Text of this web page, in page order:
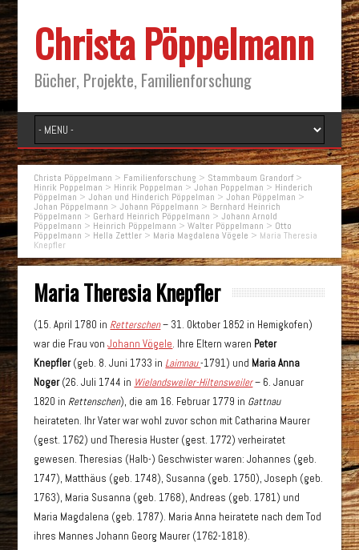
Christa Pöppelmann
Bücher, Projekte, Familienforschung
Christa Pöppelmann > Familienforschung > Stammbaum Grandorf>
Hinrik Poppelman > Hinrik Poppelman >Johan Poppelman > Hinderich
Pöppelman >Johan und Hinderich Pöppelman >Johan Pöppelman >
Johan Pöppelmann >Johann Pöppelmann > Bernhard Heinrich
Pöppelmann > Gerhard Heinrich Pöppelmann >Johann Arnold
Pöppelmann > Heinrich Pöppelmann >Walter Pöppelmann > Otto
Pöppelmann > Hella Zettler > Maria Magdalena Vögele > Maria Theresia
Knepfler
Maria Theresia Knepfler
(15. April 1780 in Retterschen– 31. Oktober 1852 in Hemigkofen)
war die Frau vonJohann Vögele. Ihre Eltern waren Peter
Knepfler(geb. 8. Juni 1733 in Laimnau-1791) und Maria Anna
Noger(26. Juli 1744 in Wielandsweiler-Hiltensweiler– 6. Januar
1820 in Rettenschen), die am 16. Februar 1779 in Gattnau
heirateten. Ihr Vater war wohl zuvor schon mit Catharina Maurer
(gest. 1762) und Theresia Huster (gest. 1772) verheiratet
gewesen. Theresias (Halb-) Geschwister waren: Johannes (geb.
1747), Matthäus (geb. 1748), Susanna (geb. 1750), Joseph (geb.
1763), Maria Susanna (geb. 1768), Andreas (geb. 1781) und
Maria Magdalena (geb. 1787). Maria Anna heiratete nach dem Tod
ihres Mannes Johann Georg Maurer (1762-1818).